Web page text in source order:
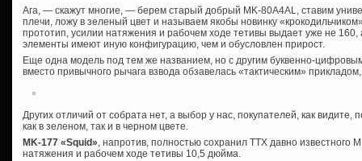
Ага, — скажут многие, — берем старый добрый MK-80A4AL, ставим
плечи, ложу в зеленый цвет и называем якобы новинку
прототип, усилии натяжения и рабочем ходе тетивы выдает уже не 160,
элементы имеют иную конфигурацию, чем и обусловлен прирост.
Еще одна модель под тем же названием, но с другим буквенно-
вместо привычного рычага взвода обзавелась «тактическим»
Других отличий от собрата нет, а выбор у нас, покупателей, как
как в зеленом, так и в черном цвете.
MK-177 «Squid», напротив, полностью сохранил ТТХ давно
натяжения и рабочем ходе тетивы 10,5 дюйма.